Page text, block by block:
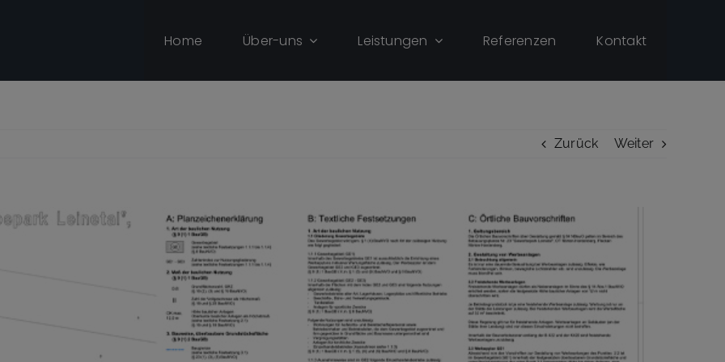
Home Über-uns Leistungen Referenzen Kontakt
Zurück Weiter